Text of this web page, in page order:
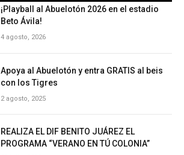
¡Playball al Abuelotón 2026 en el estadio
Beto Ávila!
4 agosto, 2026
Apoya al Abuelotón y entra GRATIS al beis
con los Tigres
2 agosto, 2025
REALIZA EL DIF BENITO JUÁREZ EL
PROGRAMA “VERANO EN TÚ COLONIA”